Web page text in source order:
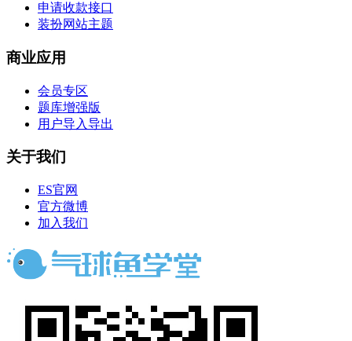
申请收款接口
装扮网站主题
商业应用
会员专区
题库增强版
用户导入导出
关于我们
ES官网
官方微博
加入我们